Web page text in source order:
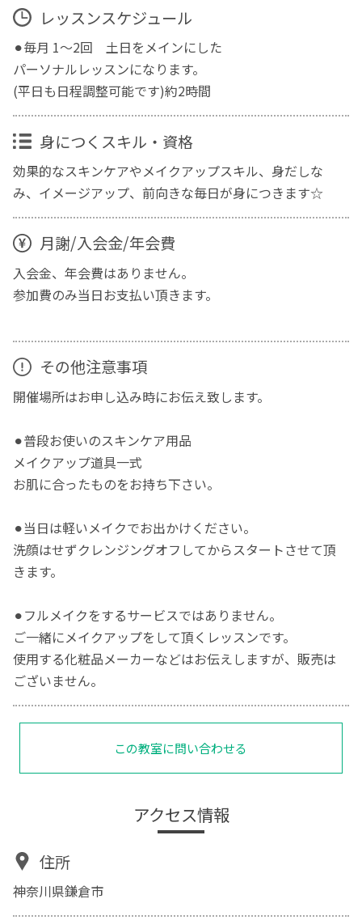
レッスンスケジュール
⚫︎毎月 1〜2回 土日をメインにした
パーソナルレッスンになります。
(平日も日程調整可能です)約2時間
身につくスキル・資格
効果的なスキンケアやメイクアップスキル、身だしな
み、イメージアップ、前向きな毎日が身につきます☆
月謝/入会金/年会費
入会金、年会費はありません。
参加費のみ当日お支払い頂きます。
その他注意事項
開催場所はお申し込み時にお伝え致します。
⚫︎普段お使いのスキンケア用品
メイクアップ道具一式
お肌に合ったものをお持ち下さい。
⚫︎当日は軽いメイクでお出かけください。
洗顔はせずクレンジングオフしてからスタートさせて頂
きます。
⚫︎フルメイクをするサービスではありません。
ご一緒にメイクアップをして頂くレッスンです。
使用する化粧品メーカーなどはお伝えしますが、販売は
ございません。
この教室に問い合わせる
アクセス情報
住所
神奈川県鎌倉市